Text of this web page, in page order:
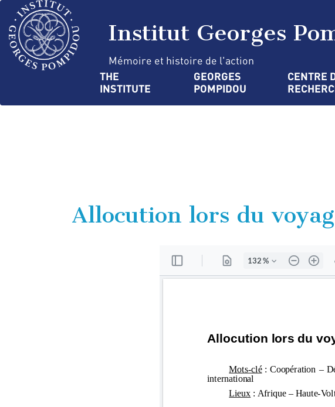
Skip
main
content
Institut Georges
Mémoire et histoire de l'action
Navigation
principale
THE
INSTITUTE
GEORGES
POMPIDOU
CENTRE
Allocution lors du
Cookies management panel